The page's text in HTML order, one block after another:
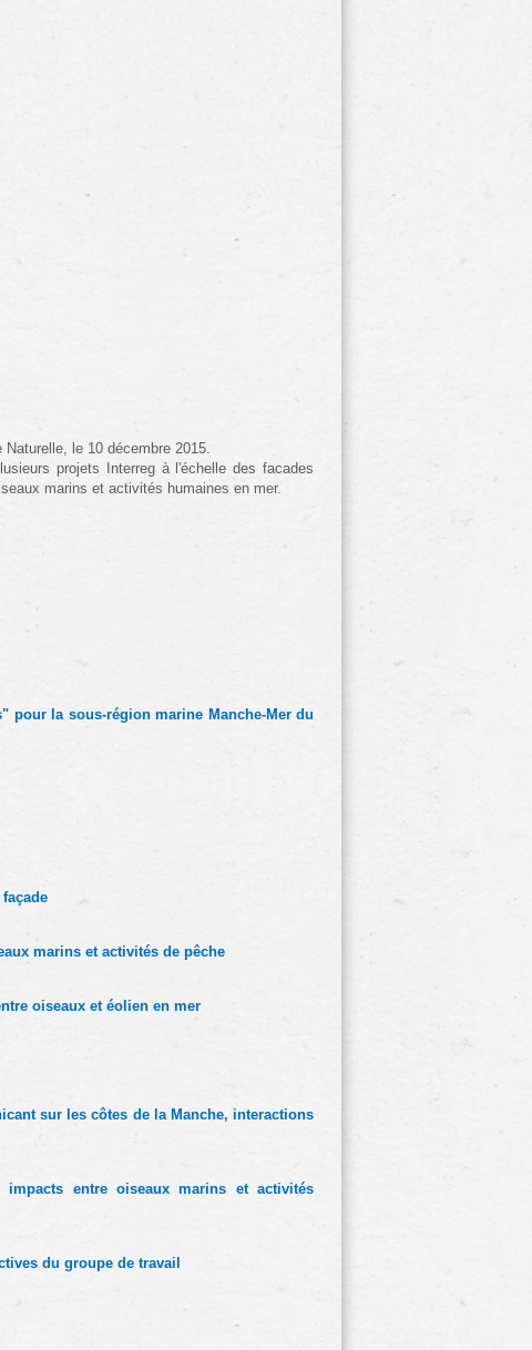
le 10 décembre 2015.
projets Interreg à l'échelle des facades
marins et activités humaines en mer.
pour la sous-région marine Manche-Mer du
marins et activités de pêche
oiseaux et éolien en mer
sur les côtes de la Manche, interactions
entre oiseaux marins et activités
du groupe de travail